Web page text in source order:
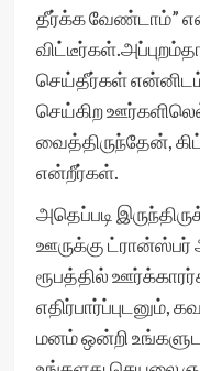
தீர்க்க வேண்டாம்”
செய்தீர்கள்
செய்கிற
வைத்திருந்தேன்,
என்றீர்கள்.
அதெப்படி
ஊருக்கு
ரூபத்தில்
எதிர்பார்ப்புடனும்,
மனம் ஒன்றி